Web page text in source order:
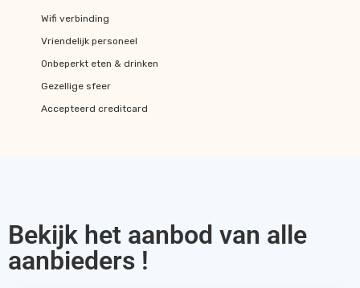
Wifi verbinding
Vriendelijk personeel
Onbeperkt eten & drinken
Gezellige sfeer
Accepteerd creditcard
Bekijk het aanbod van alle
aanbieders !